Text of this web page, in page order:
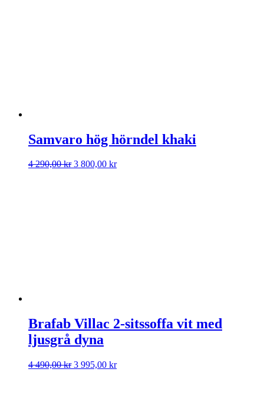
Samvaro hög hörndel khaki
4 290,00kr Det
3 800,00 krDet
Brafab Villac 2-sitssoffa vit med
ljusgrå dyna
4 490,00kr Det
3 995,00 krDet